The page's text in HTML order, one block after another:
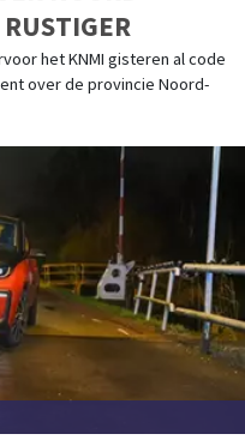
het KNMI gisteren al code
over de provincie Noord-